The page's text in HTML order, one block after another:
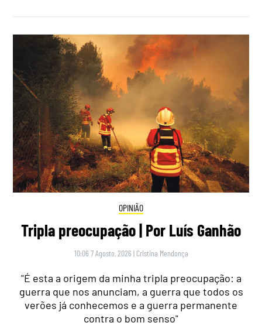
OPINIÃO
Tripla preocupação | Por Luís Ganhão
10:06 7 Agosto, 2026 | Cristina Mendonça
"É esta a origem da minha tripla preocupação: a
guerra que nos anunciam, a guerra que todos os
verões já conhecemos e a guerra permanente
contra o bom senso"